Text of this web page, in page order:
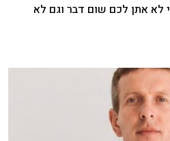
לא אתן לכם שום דבר וגם לא